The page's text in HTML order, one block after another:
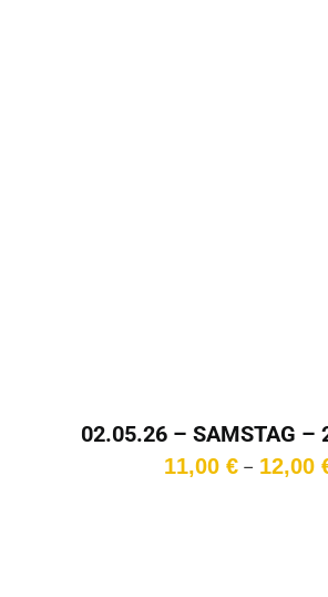
02.05.26 – SAMSTAG –
11,00 € – 12,00